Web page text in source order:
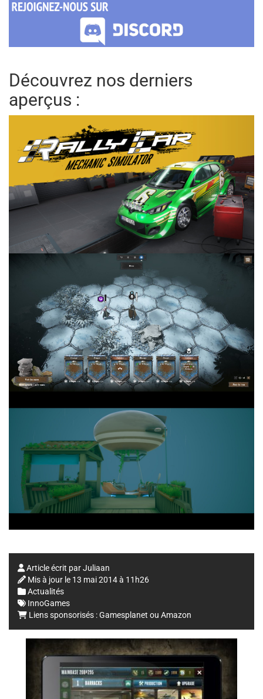
Découvrez nos derniers
aperçus :
Article écrit parJuliaan
Mis à jour le 13 mai 2014 à 11h26
Actualités
InnoGames
Liens sponsorisés :Gamesplanet ou Amazon